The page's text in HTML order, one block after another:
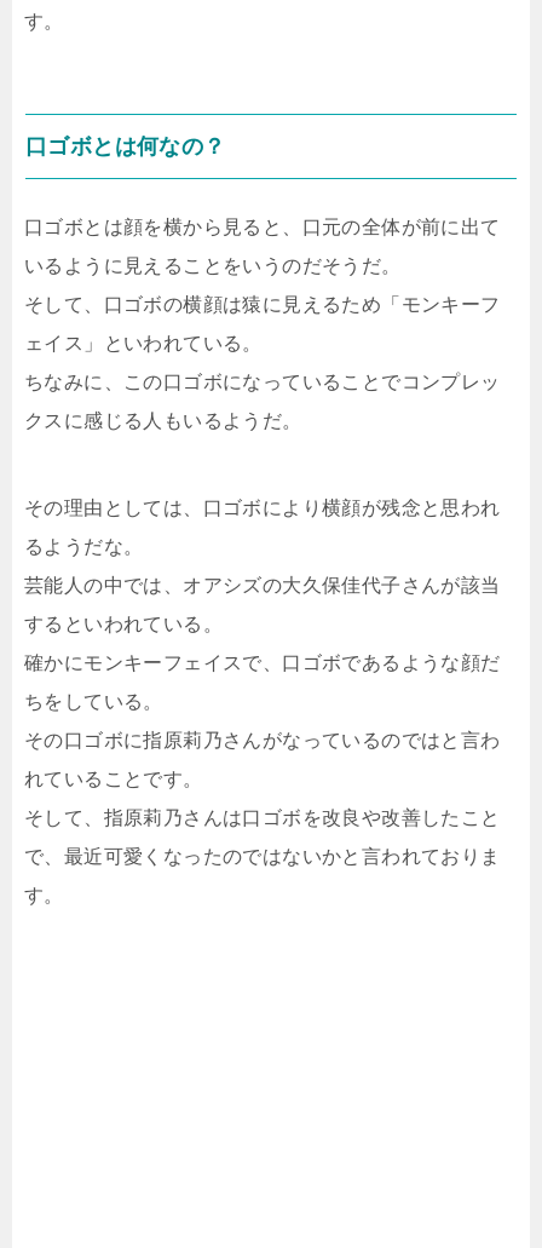
す。
口ゴボとは何なの？
口ゴボとは顔を横から見ると、口元の全体が前に出て
いるように見えることをいうのだそうだ。
そして、口ゴボの横顔は猿に見えるため「モンキーフ
ェイス」といわれている。
ちなみに、この口ゴボになっていることでコンプレッ
クスに感じる人もいるようだ。
その理由としては、口ゴボにより横顔が残念と思われ
るようだな。
芸能人の中では、オアシズの大久保佳代子さんが該当
するといわれている。
確かにモンキーフェイスで、口ゴボであるような顔だ
ちをしている。
その口ゴボに指原莉乃さんがなっているのではと言わ
れていることです。
そして、指原莉乃さんは口ゴボを改良や改善したこと
で、最近可愛くなったのではないかと言われておりま
す。